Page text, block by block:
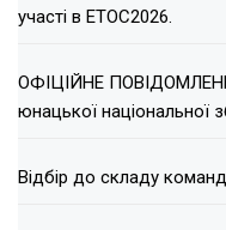
участі в ЕТОС2026.
ОФІЦІЙНЕ
юнацької національної
Відбір до складу